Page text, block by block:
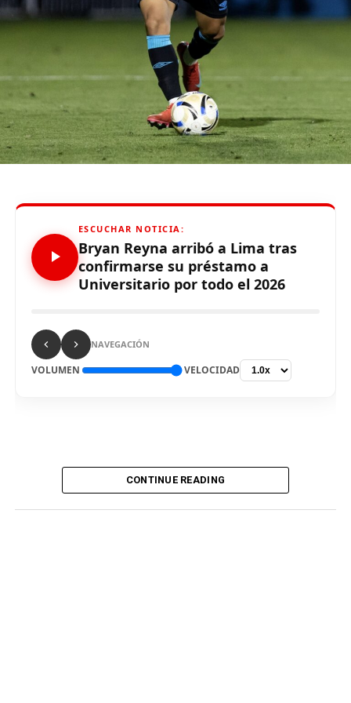
tiempo qu
hizo”,enfatizó el técnico.
De otro lado, se reportó que supuestos hinchas de
Sporting Cristal realizaron pintas y ciertos daños en los
alrededores del Estadio Alejandro Villanueva – Matute,
durante el partido ante Carabobo por Copa Libertadores
2026. Con este panorama, se abre la posibilidad de que
Alianza Lima no preste nuevamente el recinto deportivo
a los celestes, por lo que se abre una nueva posibilidad
Comparte esto:
ESCUCHAR NOTICIA:
Bryan Reyna arribó a Lima tras
confirmarse su préstamo a
Universitario por todo el 2026
NAVEGACIÓN
VOLUMEN VELOCIDAD
CONTINUE READING